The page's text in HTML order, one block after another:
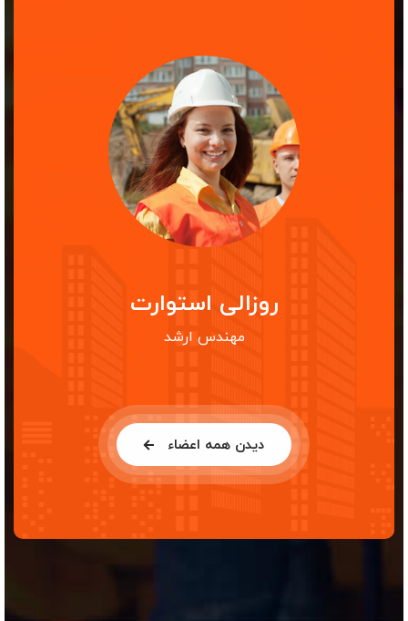
روزالی استوارت
مهندس ارشد
دیدن همه اعضاء